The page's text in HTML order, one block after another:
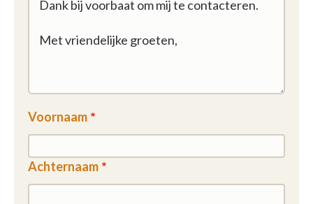
Voornaam
Achternaam